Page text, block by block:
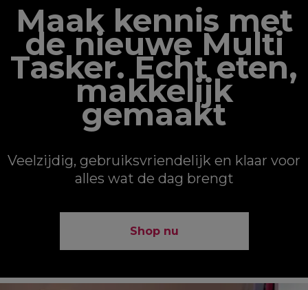
Maak kennis met
de nieuwe Multi
Tasker. Echt eten,
makkelijk
gemaakt
Veelzijdig, gebruiksvriendelijk en klaar voor
alles wat de dag brengt
Shop nu